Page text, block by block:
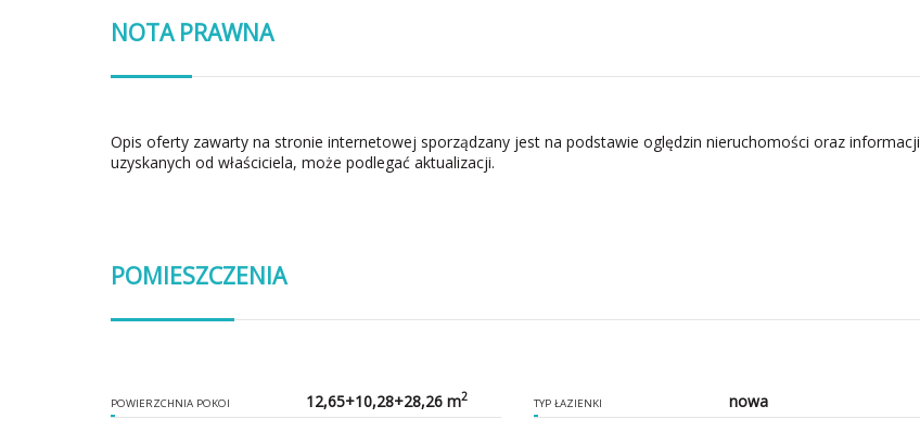
NOTA PRAWNA
Opis oferty zawarty na stronie internetowej sporządzany jest na podstawie oględzin nieruchomości oraz informacji
uzyskanych od właściciela, może podlegać aktualizacji.
POMIESZCZENIA
POWIERZCHNIA POKOI 12,65+10,28+28,26 m2 TYP ŁAZIENKI nowa